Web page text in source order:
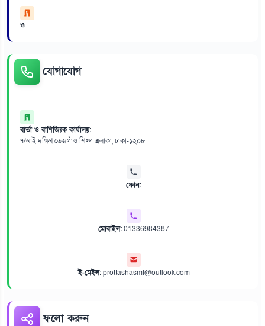
ও
যোগাযোগ
বার্তা ও বাণিজ্যিক কার্যালয়:
৭/আই দক্ষিণ তেজগাঁও শিল্প এলাকা, ঢাকা-১২০৮।
ফোন:
মোবাইল:01336984387
ই-মেইল:prottashasmf@outlook.com
ফলো করুন